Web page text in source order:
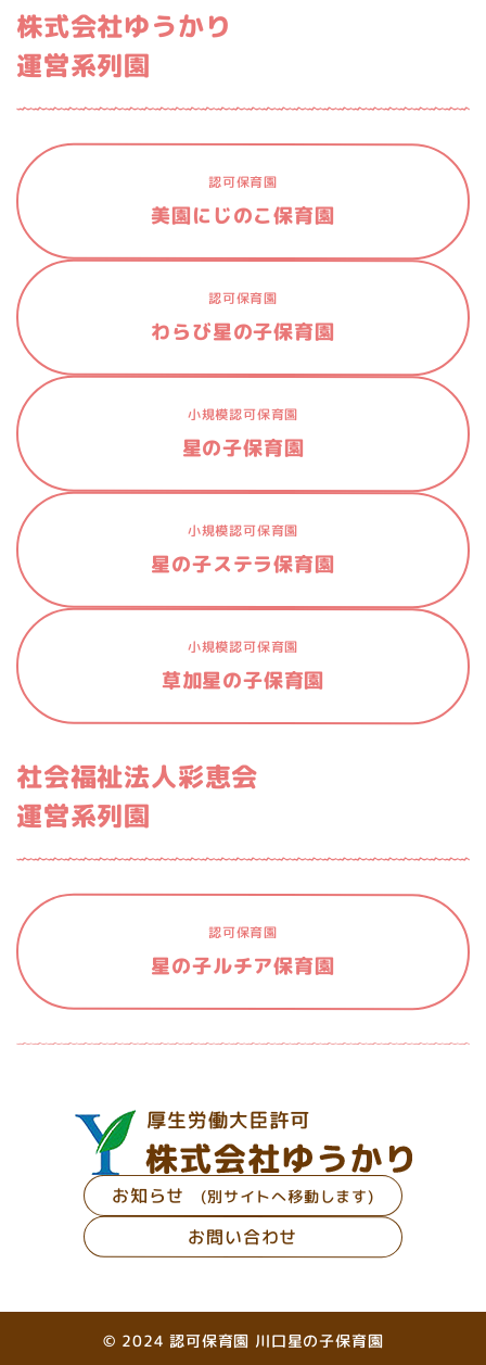
株式会社ゆうかり
運営系列園
認可保育園
美園にじのこ保育園
認可保育園
わらび星の子保育園
小規模認可保育園
星の子保育園
小規模認可保育園
星の子ステラ保育園
小規模認可保育園
草加星の子保育園
社会福祉法人彩恵会
運営系列園
認可保育園
星の子ルチア保育園
お知らせ (別サイトへ移動します)
お問い合わせ
© 2024 認可保育園 川口星の子保育園